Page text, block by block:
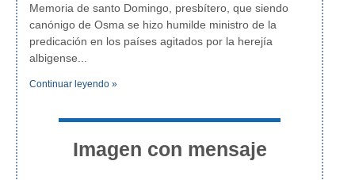
Memoria de santo Domingo, presbítero, que siendo
canónigo de Osma se hizo humilde ministro de la
predicación en los países agitados por la herejía
albigense
Continuar leyendo »
Imagen con mensaje